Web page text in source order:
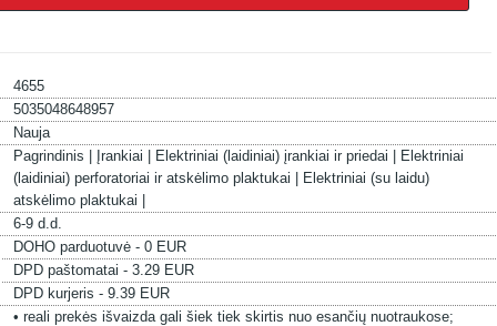
4655
5035048648957
Nauja
Pagrindinis | Įrankiai | Elektriniai (laidiniai) įrankiai ir priedai |
Elektriniai
(laidiniai) perforatoriai ir atskėlimo plaktukai |
Elektriniai (su laidu)
atskėlimo plaktukai |
6-9 d.d.
DOHO parduotuvė - 0 EUR
DPD paštomatai - 3.29 EUR
DPD kurjeris - 9.39 EUR
• reali prekės išvaizda gali šiek tiek skirtis nuo esančių nuotraukose;